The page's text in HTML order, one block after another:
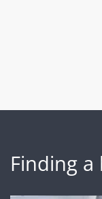
Finding a